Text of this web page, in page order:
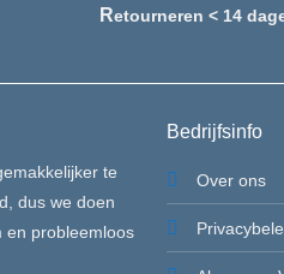
Retourneren < 14
te
dus we doen
en probleemloos
Bedrijfsinfo
Over ons